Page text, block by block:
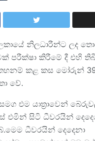
නිලධාරීන්ට ලද
පරීක්ෂා කිරීමේ දී එහි
කළ කස මෝරුන්
වේ.
එම යාත්‍රාවෙන්
එමින් සිටි ධීවරයින්
ධීවරයින් දෙදෙනා